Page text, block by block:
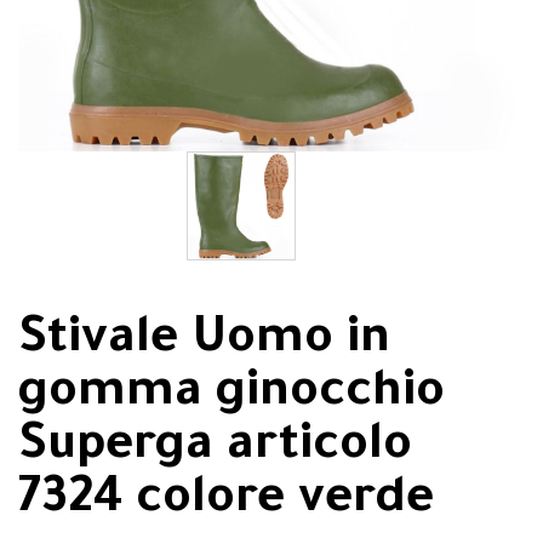
Stivale Uomo in
gomma ginocchio
Superga articolo
7324 colore verde